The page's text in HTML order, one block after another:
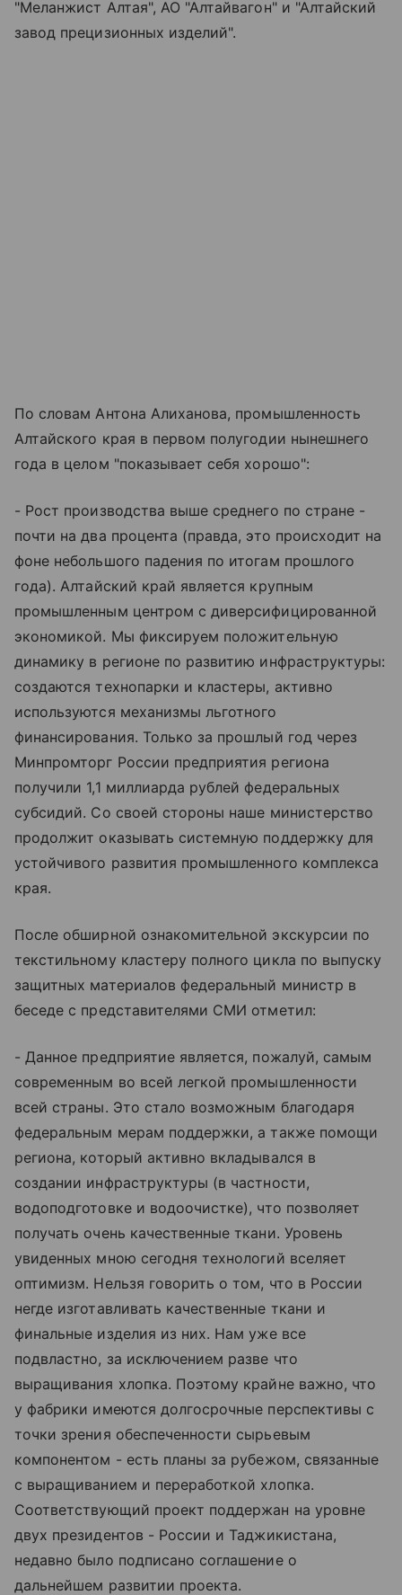
"Меланжист Алтая", АО "Алтайвагон" и "Алтайский
завод прецизионных изделий".
По словам Антона Алиханова, промышленность
Алтайского края в первом полугодии нынешнего
года в целом "показывает себя хорошо":
- Рост производства выше среднего по стране -
почти на два процента (правда, это происходит на
фоне небольшого падения по итогам прошлого
года). Алтайский край является крупным
промышленным центром с диверсифицированной
экономикой. Мы фиксируем положительную
динамику в регионе по развитию инфраструктуры:
создаются технопарки и кластеры, активно
используются механизмы льготного
финансирования. Только за прошлый год через
Минпромторг России предприятия региона
получили 1,1 миллиарда рублей федеральных
субсидий. Со своей стороны наше министерство
продолжит оказывать системную поддержку для
устойчивого развития промышленного комплекса
края.
После обширной ознакомительной экскурсии по
текстильному кластеру полного цикла по выпуску
защитных материалов федеральный министр в
беседе с представителями СМИ отметил:
- Данное предприятие является, пожалуй, самым
современным во всей легкой промышленности
всей страны. Это стало возможным благодаря
федеральным мерам поддержки, а также помощи
региона, который активно вкладывался в
создании инфраструктуры (в частности,
водоподготовке и водоочистке), что позволяет
получать очень качественные ткани. Уровень
увиденных мною сегодня технологий вселяет
оптимизм. Нельзя говорить о том, что в России
негде изготавливать качественные ткани и
финальные изделия из них. Нам уже все
подвластно, за исключением разве что
выращивания хлопка. Поэтому крайне важно, что
у фабрики имеются долгосрочные перспективы с
точки зрения обеспеченности сырьевым
компонентом - есть планы за рубежом, связанные
с выращиванием и переработкой хлопка.
Соответствующий проект поддержан на уровне
двух президентов - России и Таджикистана,
недавно было подписано соглашение о
дальнейшем развитии проекта.